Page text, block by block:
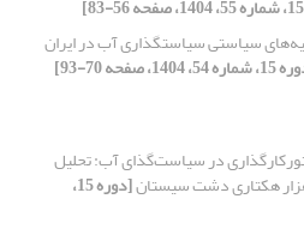
سیاستی سیاستگذاری آب در ایران
1404، صفحه 70-93]
در سیاست‌گذای آب: تحلیل
[دوره 15،